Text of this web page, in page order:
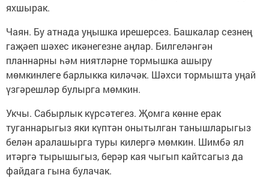
яхшырак.
Чаян. Бу атнада уңышка ирешерсез. Башкалар сезнең
гаҗәеп шәхес икәнегезне аңлар. Билгеләнгән
планнарны һәм ниятләрне тормышка ашыру
мөмкинлеге барлыкка киләчәк. Шәхси тормышта уңай
үзгәрешләр булырга мөмкин.
Укчы. Сабырлык күрсәтегез. Җомга көнне ерак
туганнарыгыз яки күптән онытылган танышларыгыз
белән аралашырга туры килергә мөмкин. Шимбә ял
итәргә тырышыгыз, берәр кая чыгып кайтсагыз да
файдага гына булачак.